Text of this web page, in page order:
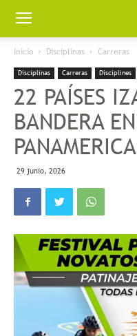
Worldskate
America
Inicio Disciplinas Carreras
Disciplinas Carreras Disciplines
22 PAÍSES
BANDERA
29 junio, 2026